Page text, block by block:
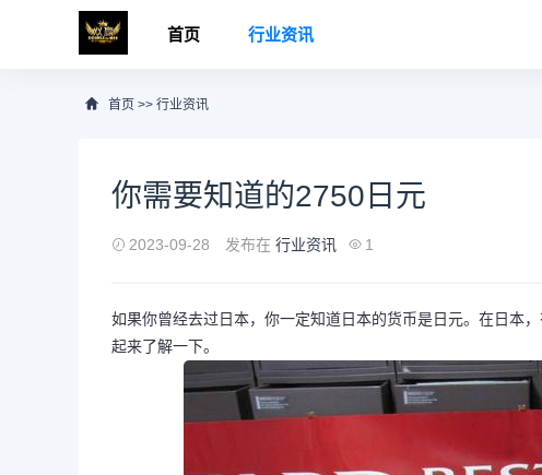
首页 行业资讯
首页 >> 行业资讯
你需要知道的2750日元
2023-09-28 发布在 行业资讯 1
如果你曾经去过日本，你一定知道日本的货币是日元。在日本
起来了解一下。